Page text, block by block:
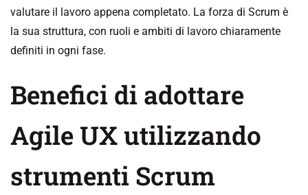
valutare il lavoro appena completato. La forza di Scrum è
la sua struttura, con ruoli e ambiti di lavoro chiaramente
definiti in ogni fase.
Benefici di adottare
Agile UX utilizzando
strumenti Scrum